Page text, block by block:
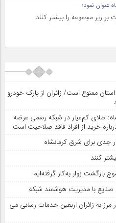
عنوان نمود؛
بر زیر مجموعه را بیشتر کنند
ممنوع است/ زائران از پارک خودرو
طلای کم‌عیار در شبکه رسمی عرضه
خرید از افراد فاقد صلاحیت است
جدی برای شرق کرمانشاه
کنند
بازگشت زوار به‌کار گرفته‌ایم
با مدیریت هوشمند شبکه
به زائران اربعین خدمات رسانی می